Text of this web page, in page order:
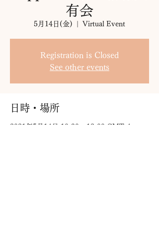
有会
5月14日(金) Virtual Event
Registration is Closed
See other events
日時・場所
2021年5月14日 10:30 – 12:00 GMT-4